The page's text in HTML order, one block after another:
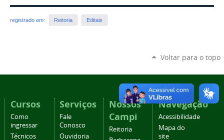
registrado em: Reitoria Editais
Voltar para o topo
Cursos
Como
ingressar
Técnicos
Serviços
Fale
Conosco
Ouvidoria
Nossos
Campi
Reitoria
Navegação
Acessibilidade
Mapa do
site